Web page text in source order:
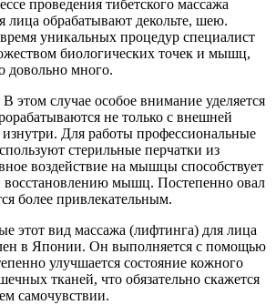
проведения тибетского массажа
лица обрабатывают декольте, шею.
уникальных процедур специалист
биологических точек и мышц,
довольно много.
В этом случае особое внимание уделяется
не только с внешней
Для работы профессиональные
стерильные перчатки из
воздействие на мышцы способствует
мышц. Постепенно овал
более привлекательным.
этот вид массажа (лифтинга) для лица
в Японии. Он выполняется с помощью
улучшается состояние кожного
тканей, что обязательно скажется
самочувствии.